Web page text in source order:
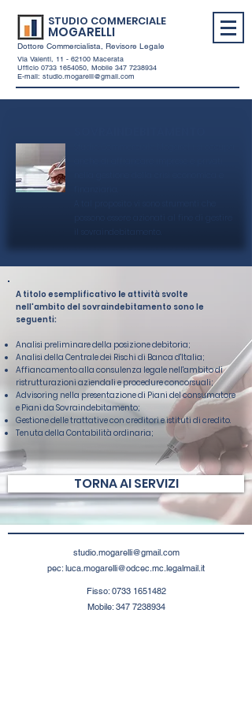
STUDIO COMMERCIALE
MOGARELLI
Dottore Commercialista, Revisore Legale
Via Valenti, 11 - 62100 Macerata
Ufficio 0733 1654050, Mobile 347 7238934
E-mail: studio.mogarelli@gmail.com
il sovraindebitamento.
​A titolo esemplificativo le attività svolte
nell'ambito del sovraindebitamento sono le
seguenti:
Analisi preliminare della posizione debitoria;
Analisi della Centrale dei Rischi di Banca d'Italia;
Affiancamento alla consulenza legale nell'ambito di
ristrutturazioni aziendali e procedure concorsuali;
Advisoring nella presentazione di Piani del consumatore
e Piani da Sovraindebitamento;
Gestione delle trattative con creditori e istituti di credito.
Tenuta della Contabilità ordinaria;
TORNA AI SERVIZI
studio.mogarelli@gmail.com
pec: luca.mogarelli@odcec.mc.legalmail.it
Fisso: 0733 1651482
Mobile: 347 7238934